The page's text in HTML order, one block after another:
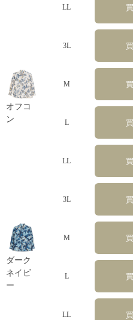
LL
3L
オフコ
ン
M
L
LL
3L
ダーク
ネイビ
ー
M
L
LL